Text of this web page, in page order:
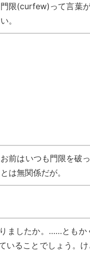
門限(curfew)って言葉
い。
お前はいつも門限を破
とは無関係だが。
ましたか。……ともか
いることでしょう。